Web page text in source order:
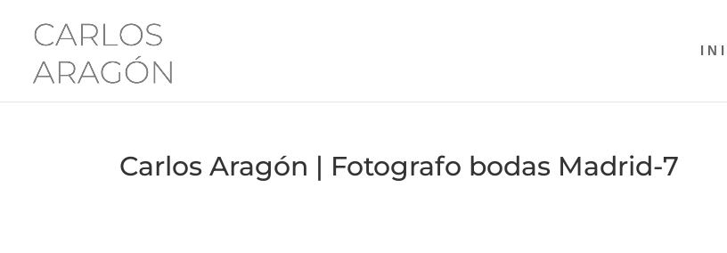
Carlos Aragón | Fotografo bodas Madrid-7